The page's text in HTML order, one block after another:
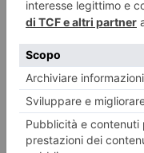
Ennio Caretto: Gli “Anni
7 Agosto 2026
I sindaci dei Comuni
7 Agosto 2026
“A piccoli passi” al Forte
7 Agosto 2026